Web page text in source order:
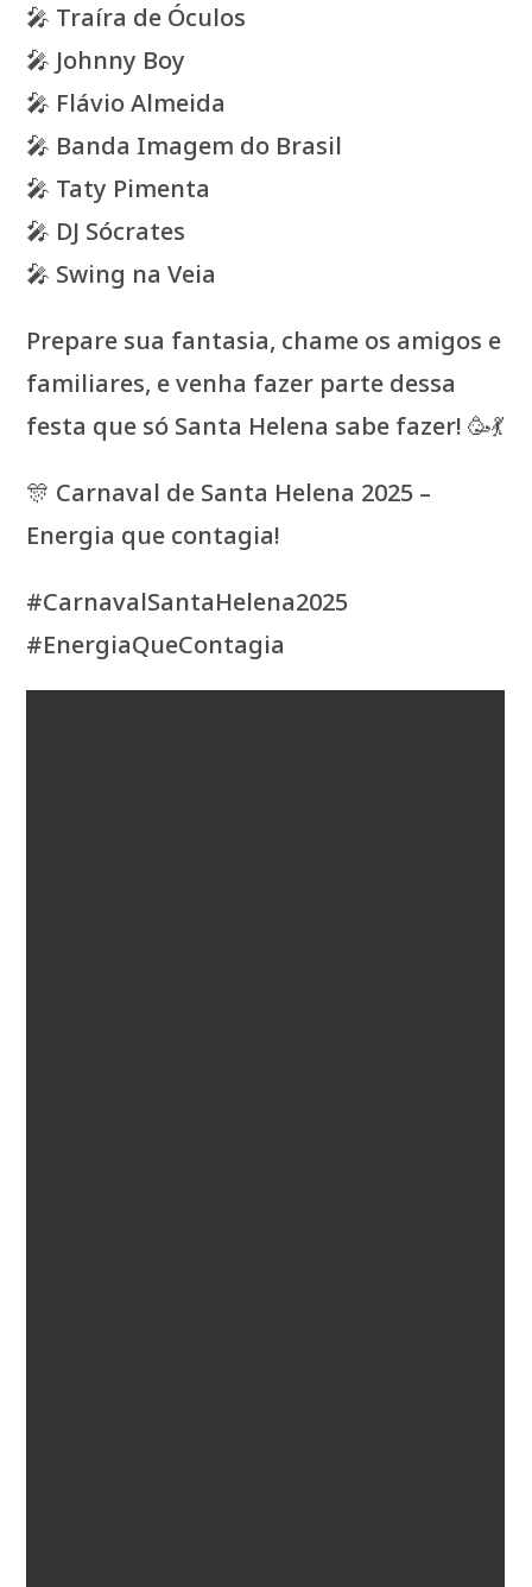
🎤 Traíra de Óculos
🎤 Johnny Boy
🎤 Flávio Almeida
🎤 Banda Imagem do Brasil
🎤 Taty Pimenta
🎤 DJ Sócrates
🎤 Swing na Veia
Prepare sua fantasia, chame os amigos e
familiares, e venha fazer parte dessa
festa que só Santa Helena sabe fazer! 🥳💃
🎊 Carnaval de Santa Helena 2025 –
Energia que contagia!
#CarnavalSantaHelena2025
#EnergiaQueContagia